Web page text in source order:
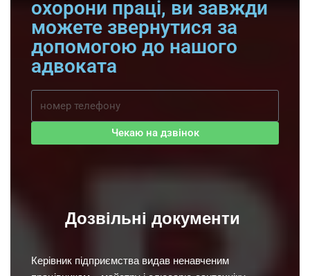
охорони праці, ви завжди
можете звернутися за
допомогою до нашого
адвоката
Чекаю на дзвінок
Дозвільні документи
Керівник підприємства видав ненавченим